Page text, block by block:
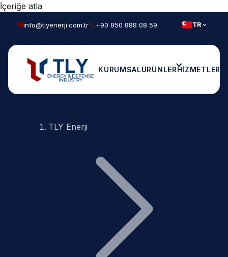
İçeriğe atla
info@tlyenerji.com.tr +90 850 888 08 59 TR
KURUMSALÜRÜNLERHIZMETLER
TLY Enerji